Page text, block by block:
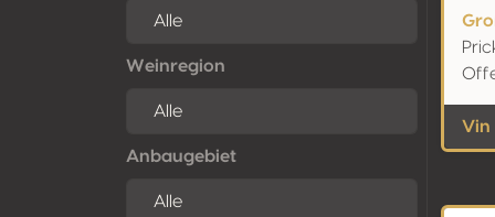
Weinregion
Anbaugebiet
Vin